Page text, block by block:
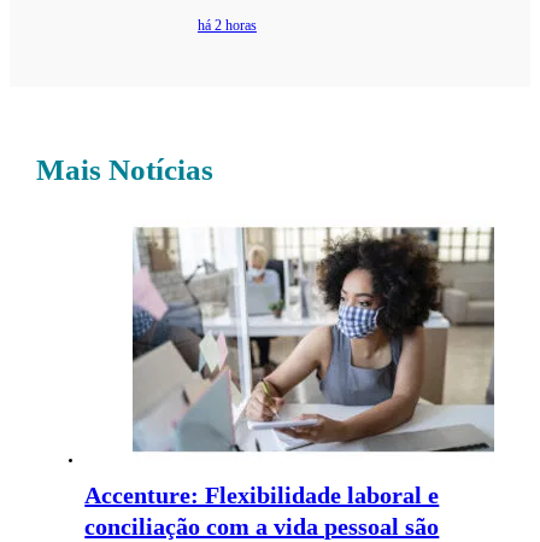
há 2 horas
Mais Notícias
Accenture: Flexibilidade laboral e
conciliação com a vida pessoal são